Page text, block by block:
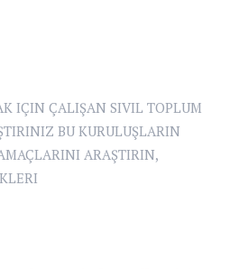
IÇIN ÇALIŞAN SIVIL TOPLUM
BU KURULUŞLARIN
ARAŞTIRIN,